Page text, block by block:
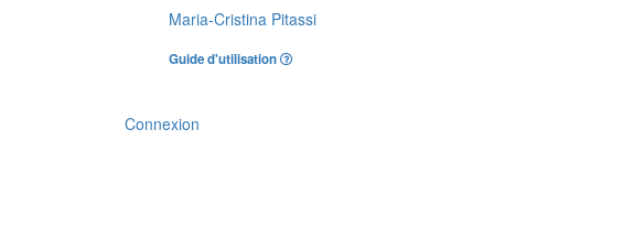
Maria-Cristina Pitassi
Guide d'utilisation
Connexion